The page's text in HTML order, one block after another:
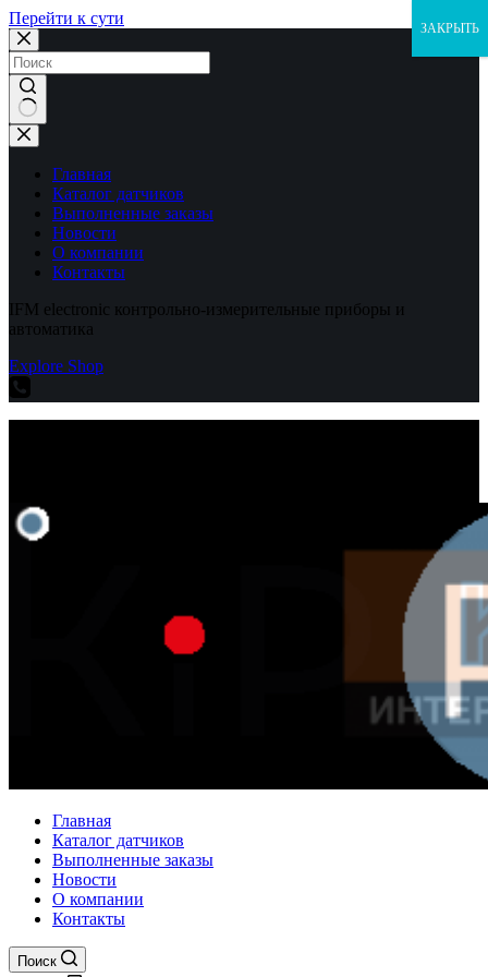
Перейти к сути
Ничего
не
найденоГлавная
Каталог датчиков
Выполненные заказы
Новости
О компании
Контакты
IFM electronic контрольно-измерительные приборы и
автоматика
Explore Shop
Главная
Каталог датчиков
Выполненные заказы
Новости
О компании
Контакты
Поиск
ЗАКРЫТЬ